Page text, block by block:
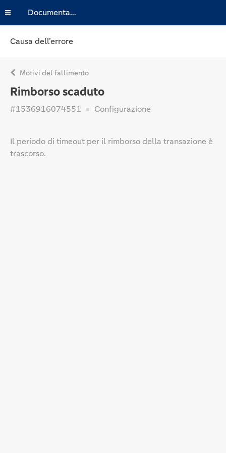
Documentazione
Causa dell’errore
Motivi del fallimento
Rimborso scaduto
#1536916074551 Configurazione
Il periodo di timeout per il rimborso della transazione è
trascorso.